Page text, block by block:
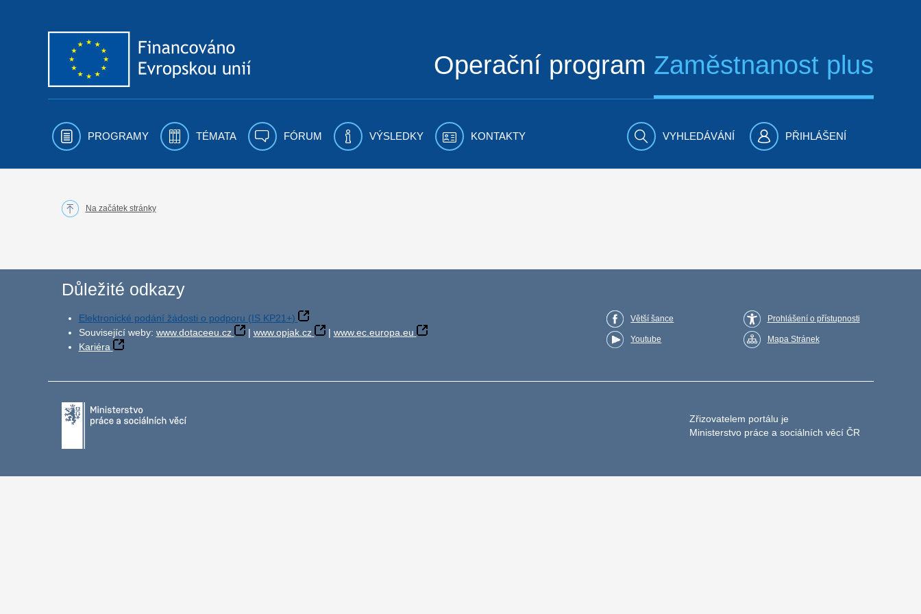
Operační program Zaměstnanost plus
PROGRAMY TÉMATA FÓRUM VÝSLEDKY KONTAKTY VYHLEDÁVÁNÍ PŘIHLÁŠENÍ
Na začátek stránky
Důležité odkazy
Elektronické podání žádosti o podporu (IS KP21+)
Související weby: www.dotaceeu.cz | www.opjak.cz | www.ec.europa.eu
Kariéra
Větší šance
Youtube
Prohlášení o přístupnosti
Mapa Stránek
Zřizovatelem portálu je
Ministerstvo práce a sociálních věcí ČR